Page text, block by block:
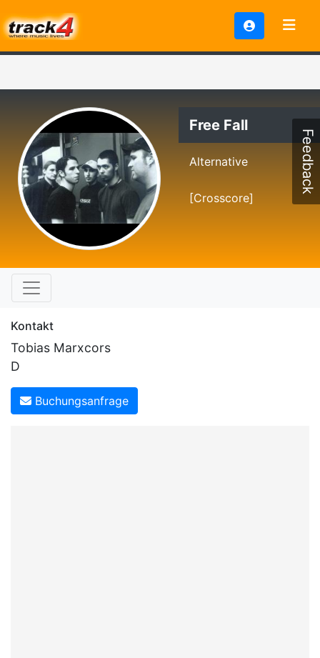
Free Fall
Alternative
[Crosscore]
Kontakt
Tobias Marxcors
D
Buchungsanfrage
Feedback